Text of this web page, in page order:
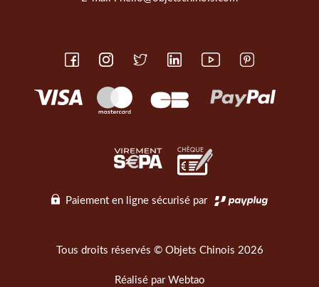
Paiement en ligne sécurisé par
Tous droits réservés © Objets Chinois 2026
Réalisé par Webtao